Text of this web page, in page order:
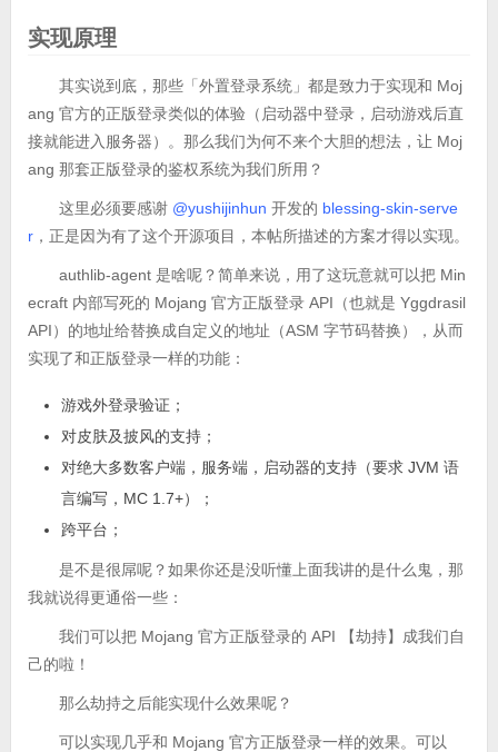
实现原理
其实说到底，那些「外置登录系统」都是致力于实现和 Moj
ang 官方的正版登录类似的体验（启动器中登录，启动游戏后直
接就能进入服务器）。那么我们为何不来个大胆的想法，让 Moj
ang 那套正版登录的鉴权系统为我们所用？
这里必须要感谢 @yushijinhun 开发的 blessing-skin-serve
r，正是因为有了这个开源项目，本帖所描述的方案才得以实现。
authlib-agent 是啥呢？简单来说，用了这玩意就可以把 Min
ecraft 内部写死的 Mojang 官方正版登录 API（也就是 Yggdrasil
API）的地址给替换成自定义的地址（ASM 字节码替换），从而
实现了和正版登录一样的功能：
游戏外登录验证；
对皮肤及披风的支持；
对绝大多数客户端，服务端，启动器的支持（要求 JVM 语
言编写，MC 1.7+）；
跨平台；
是不是很屌呢？如果你还是没听懂上面我讲的是什么鬼，那
我就说得更通俗一些：
我们可以把 Mojang 官方正版登录的 API 【劫持】成我们自
己的啦！
那么劫持之后能实现什么效果呢？
可以实现几乎和 Mojang 官方正版登录一样的效果。可以